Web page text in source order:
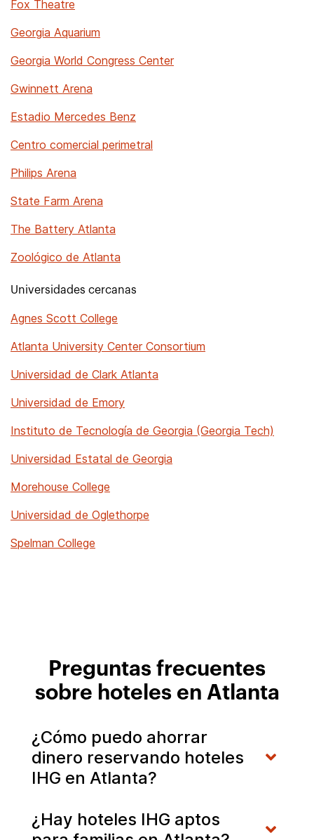
Fox Theatre
Georgia Aquarium
Georgia World Congress Center
Gwinnett Arena
Estadio Mercedes Benz
Centro comercial perimetral
Philips Arena
State Farm Arena
The Battery Atlanta
Zoológico de Atlanta
Universidades cercanas
Agnes Scott College
Atlanta University Center Consortium
Universidad de Clark Atlanta
Universidad de Emory
Instituto de Tecnología de Georgia (Georgia Tech)
Universidad Estatal de Georgia
Morehouse College
Universidad de Oglethorpe
Spelman College
Preguntas frecuentes
sobre hoteles en Atlanta
¿Cómo puedo ahorrar
dinero reservando hoteles
IHG en Atlanta?
¿Hay hoteles IHG aptos